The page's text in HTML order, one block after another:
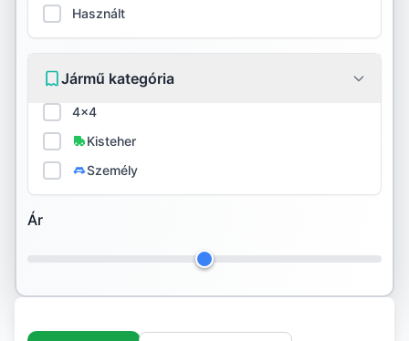
Goodride
GT Radial
Habilead
Imperial
Használt
Jármű kategória
4x4
Kisteher
Személy
Ár